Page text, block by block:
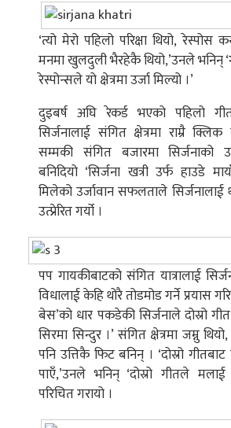
‘त्यो मेरो पहिलो परिक्षा थियो,
मनमा खुलदुली भैरहेकै थियो,’उनले भनिन्
रेस्पोन्सले यो क्षेत्रमा उर्जा मिल्यो ।’
दुइबर्ष अघि रेकर्ड भएको पहिलो
सिर्जनालाई संगित क्षेत्रमा राम्रै
सम्मकी संगित बजारमा सिर्जनाको
बनिदियो ‘सिर्जना खत्री उर्फ हाउडे
मिलेको उर्जावान सफलताले
उत्प्रेरित गर्यो ।
पप गायकीबाटको संगित यात्रालाई
विधालाई केहि थोरै तोडमोड गर्ने प्रयास
बेस’को धार पकडेकी सिर्जनाले दोस्रो
सिरमा सिन्दुर ।’ संगित क्षेत्रमा जम्नु
पनि उत्तिकै फिट बनिन् । ‘दोस्रो
पाएँ,’उनले भनिन् ‘दोस्रो गीतले
परिचित गरायो ।